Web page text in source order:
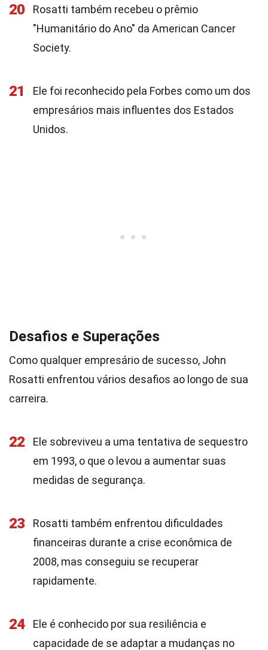
20
Rosatti também recebeu o prêmio
"Humanitário do Ano" da American Cancer
Society.
21
Ele foi reconhecido pela Forbes como um dos
empresários mais influentes dos Estados
Unidos.
Desafios e Superações
Como qualquer empresário de sucesso, John
Rosatti enfrentou vários desafios ao longo de sua
carreira.
22
Ele sobreviveu a uma tentativa de sequestro
em 1993, o que o levou a aumentar suas
medidas de segurança.
23
Rosatti também enfrentou dificuldades
financeiras durante a crise econômica de
2008, mas conseguiu se recuperar
rapidamente.
24
Ele é conhecido por sua resiliência e
capacidade de se adaptar a mudanças no